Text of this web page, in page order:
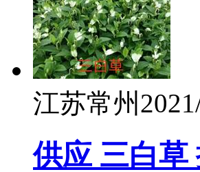
江苏常州
供应 三白草